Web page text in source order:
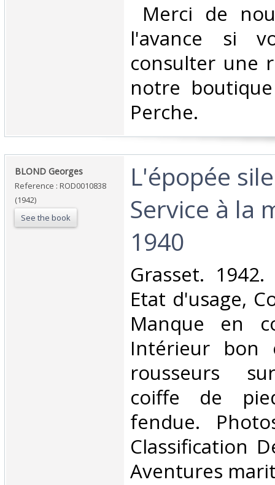
Merci de
l'avance si
consulter une
notre
Perche.‎
‎BLOND Georges‎
Reference : ROD0010838
(1942)
See the book
‎L'épopée
Service à la
1940‎
‎Grasset.
Etat d'usage,
Manque en
Intérieur bon
rousseurs
coiffe de
fendue.
Classification
Aventures